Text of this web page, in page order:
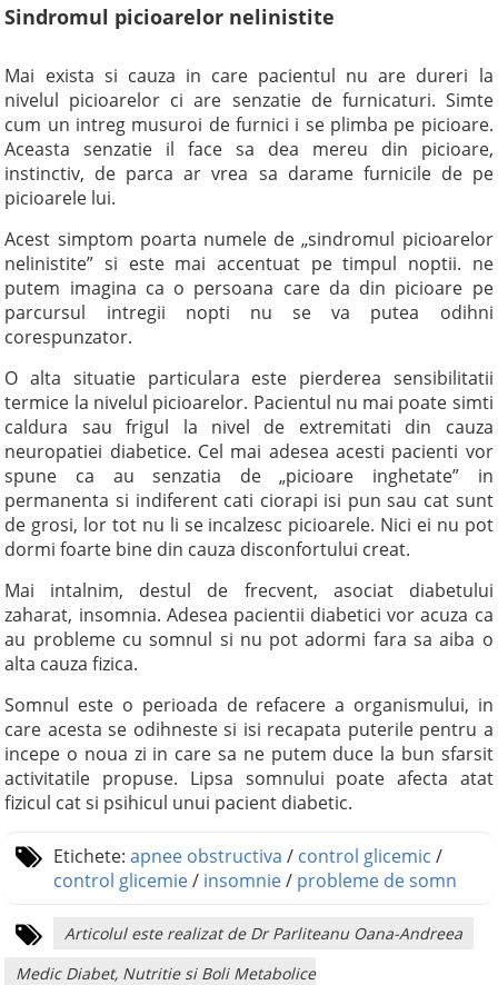
Sindromul picioarelor nelinistite
Mai exista si cauza in care pacientul nu are dureri la
nivelul picioarelor ci are senzatie de furnicaturi. Simte
cum un intreg musuroi de furnici i se plimba pe picioare.
Aceasta senzatie il face sa dea mereu din picioare,
instinctiv, de parca ar vrea sa darame furnicile de pe
picioarele lui.
Acest simptom poarta numele de „sindromul picioarelor
nelinistite” si este mai accentuat pe timpul noptii. ne
putem imagina ca o persoana care da din picioare pe
parcursul intregii nopti nu se va putea odihni
corespunzator.
O alta situatie particulara este pierderea sensibilitatii
termice la nivelul picioarelor. Pacientul nu mai poate simti
caldura sau frigul la nivel de extremitati din cauza
neuropatiei diabetice. Cel mai adesea acesti pacienti vor
spune ca au senzatia de „picioare inghetate” in
permanenta si indiferent cati ciorapi isi pun sau cat sunt
de grosi, lor tot nu li se incalzesc picioarele. Nici ei nu pot
dormi foarte bine din cauza disconfortului creat.
Mai intalnim, destul de frecvent, asociat diabetului
zaharat, insomnia. Adesea pacientii diabetici vor acuza ca
au probleme cu somnul si nu pot adormi fara sa aiba o
alta cauza fizica.
Somnul este o perioada de refacere a organismului, in
care acesta se odihneste si isi recapata puterile pentru a
incepe o noua zi in care sa ne putem duce la bun sfarsit
activitatile propuse. Lipsa somnului poate afecta atat
fizicul cat si psihicul unui pacient diabetic.
Etichete:apnee obstructiva / control glicemic /
control glicemie/ insomnie/ probleme de somn
Articolul este realizat de Dr Parliteanu Oana-Andreea
Medic Diabet, Nutritie si Boli Metabolice